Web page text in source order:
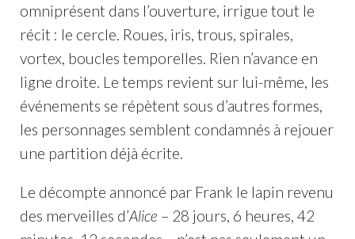
omniprésent dans l’ouverture, irrigue tout le
récit : le cercle. Roues, iris, trous, spirales,
vortex, boucles temporelles. Rien n’avance en
ligne droite. Le temps revient sur lui-même, les
événements se répètent sous d’autres formes,
les personnages semblent condamnés à rejouer
une partition déjà écrite.
Le décompte annoncé par Frank le lapin revenu
des merveilles d’Alice – 28 jours, 6 heures, 42